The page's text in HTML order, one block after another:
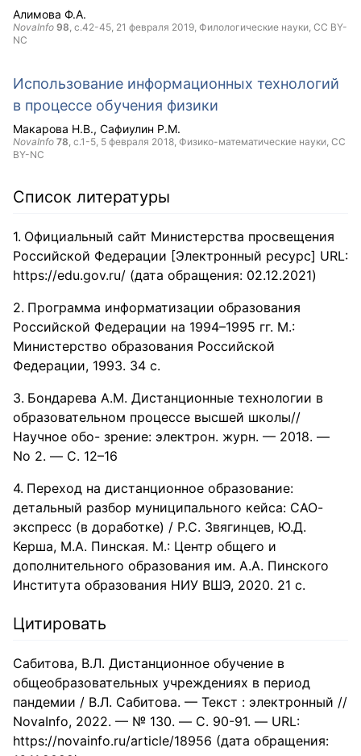
Алимова Ф.А.
NovaInfo 98, с.42-45, 21 февраля 2019, Филологические науки, CC BY-
NC
Использование информационных технологий
в процессе обучения физики
Макарова Н.В. Сафиулин Р.М.
NovaInfo 78, с.1-5, 5 февраля 2018, Физико-математические науки, CC
BY-NC
Список литературы
Официальный сайт Министерства просвещения
Российской Федерации [Электронный ресурс] URL:
https://edu.gov.ru/ (дата обращения: 02.12.2021)
Программа информатизации образования
Российской Федерации на 1994–1995 гг. М.:
Министерство образования Российской
Федерации, 1993. 34 с.
Бондарева А.М. Дистанционные технологии в
образовательном процессе высшей школы//
Научное обо- зрение: электрон. журн. — 2018. —
No 2. — С. 12–16
Переход на дистанционное образование:
детальный разбор муниципального кейса: САО-
экспресс (в доработке) / Р.С. Звягинцев, Ю.Д.
Керша, М.А. Пинская. М.: Центр общего и
дополнительного образования им. А.А. Пинского
Института образования НИУ ВШЭ, 2020. 21 с.
Цитировать
Сабитова, В.Л. Дистанционное обучение в
общеобразовательных учреждениях в период
пандемии / В.Л. Сабитова. — Текст : электронный //
NovaInfo, 2022. — № 130. — С. 90-91. — URL:
https://novainfo.ru/article/18956 (дата обращения: